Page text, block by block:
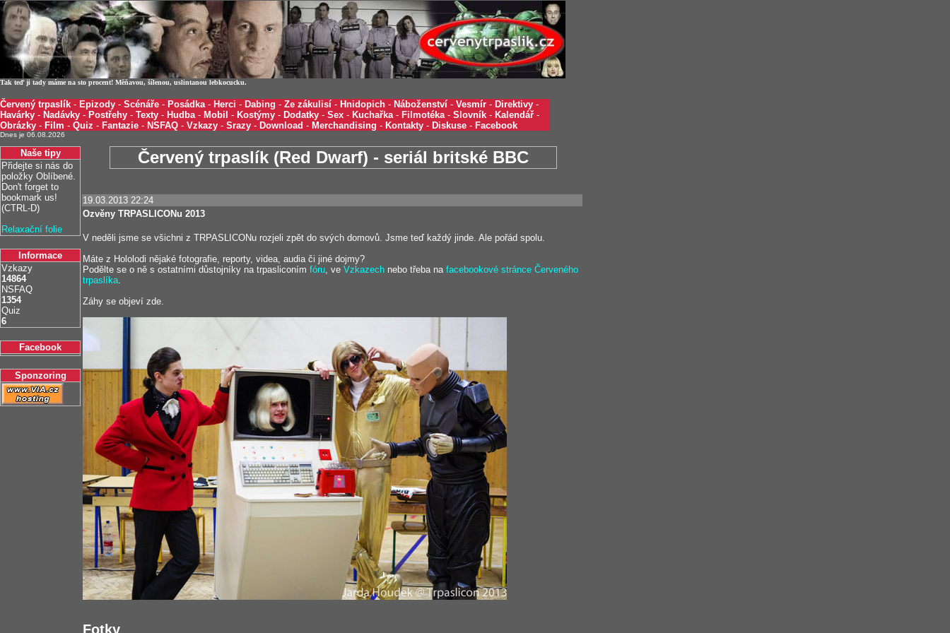
Tak teď ji tady máme na sto procent! Měňavou, šílenou, uslintanou lebkocucku.
Červený trpaslík - Epizody - Scénáře - Posádka- Herci - Dabing - Ze zákulisí - Hnidopich - Náboženství - Vesmír - Direktivy -
Havárky - Nadávky - Postřehy - Texty - Hudba- Mobil - Kostýmy - Dodatky - Sex - Kuchařka- Filmotéka- Slovník - Kalendář -
Obrázky - Film - Quiz - Fantazie - NSFAQ - Vzkazy - Srazy - Download - Merchandising - Kontakty - Diskuse - Facebook
Dnes je 06.08.2026
Naše tipy
Přidejte si nás do
položky Oblíbené.
Don't forget to
bookmark us!
(CTRL-D)
Relaxační folie
Informace
Vzkazy
14864
NSFAQ
1354
Quiz
6
Facebook
Sponzoring
Červený trpaslík (Red Dwarf) - seriál britské BBC
19.03.2013 22:24
Ozvěny TRPASLICONu 2013
V neděli jsme se všichni z TRPASLICONu rozjeli zpět do svých domovů. Jsme teď každý jinde. Ale pořád spolu.
Máte z Hololodi nějaké fotografie, reporty, videa, audia či jiné dojmy?
Podělte se o ně s ostatními důstojníky na trpasliconím fóru, ve Vzkazech nebo třeba na facebookové stránce Červeného
trpaslíka.
Záhy se objeví zde.
Fotky